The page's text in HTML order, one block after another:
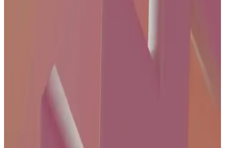
TCL'nin akıllı televizyon modelleri, Google TV ve Android TV
platformlarıyla yüksek görüntü kalitesi ve uygun fiyat sunar. Ancak,
müşteri hizmetleri ve güncelleme süreçleri konusunda farklı görüşler
55 inç 4K QLED Akıllı Televizyonlar: Modern Evler
İçin En İyi Seçenekler ve Özellikler
55 inç 4K QLED akıllı televizyonlar, yüksek görüntü kalitesi, canlı